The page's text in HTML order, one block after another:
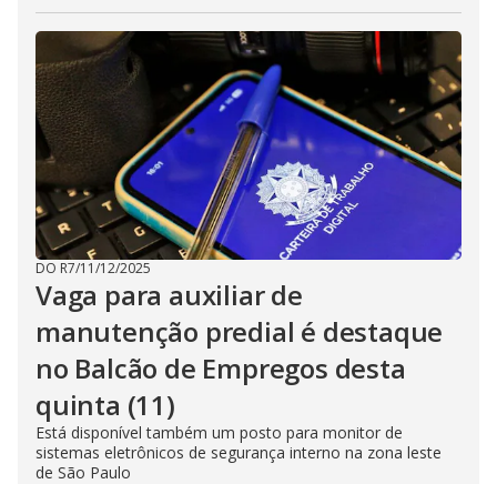
DO R7/11/12/2025
Vaga para auxiliar de
manutenção predial é destaque
no Balcão de Empregos desta
quinta (11)
Está disponível também um posto para monitor de
sistemas eletrônicos de segurança interno na zona leste
de São Paulo